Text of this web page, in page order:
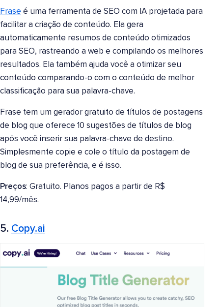
Frase é uma ferramenta de SEO com IA projetada para
facilitar a criação de conteúdo. Ela gera
automaticamente resumos de conteúdo otimizados
para SEO, rastreando a web e compilando os melhores
resultados. Ela também ajuda você a otimizar seu
conteúdo comparando-o com o conteúdo de melhor
classificação para sua palavra-chave.
Frase tem um gerador gratuito de títulos de postagens
de blog que oferece 10 sugestões de títulos de blog
após você inserir sua palavra-chave de destino.
Simplesmente copie e cole o título da postagem de
blog de sua preferência, e é isso.
Preços: Gratuito. Planos pagos a partir de R$
14,99/mês.
5. Copy.ai